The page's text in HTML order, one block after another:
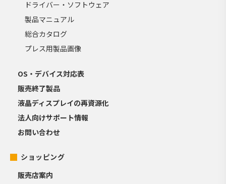
ドライバー・ソフトウェア
製品マニュアル
総合カタログ
プレス用製品画像
OS・デバイス対応表
販売終了製品
液晶ディスプレイの再資源化
法人向けサポート情報
お問い合わせ
ショッピング
販売店案内